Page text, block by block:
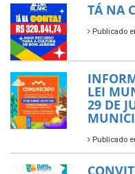
TÁ NA
Publicado
LEI
29 DE
Publicado